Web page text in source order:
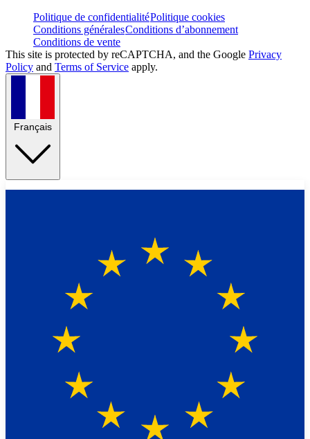
Politique de confidentialitéPolitique cookies
Conditions généralesConditions d’abonnement
Conditions de vente
This site is protected by reCAPTCHA, and the Google Privacy
Policy and Terms of Service apply.
Français